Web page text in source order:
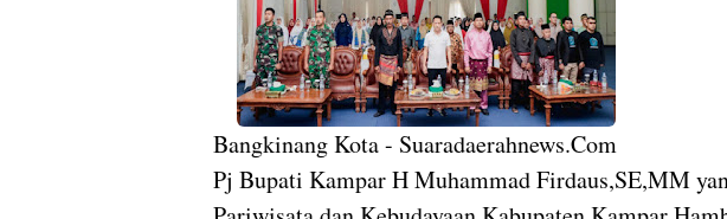
Bangkinang Kota - Suaradaerahnews.Com
Pj Bupati Kampar H Muhammad Firdaus,SE,MM